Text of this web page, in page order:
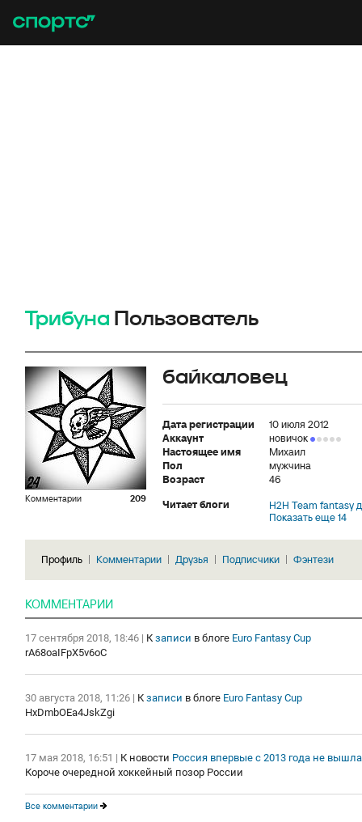
Трибуна Пользователь
Комментарии 209
байкаловец
Дата регистрации
10 июля 2012
Аккаунт
новичок
Настоящее имя
Михаил
Пол
мужчина
Возраст
46
Читает блоги
H2H Team fantasy
Показать еще 14
Профиль Комментарии Друзья Подписчики Фэнтези
КОММЕНТАРИИ
17 сентября 2018, 18:46 | К записи в блоге Euro Fantasy Cup
rA68oaIFpX5v6oC
30 августа 2018, 11:26 | К записи в блоге Euro Fantasy Cup
HxDmbOEa4JskZgi
17 мая 2018, 16:51 | К новости Россия впервые с 2013 года не
Короче очередной хоккейный позор России
Все комментарии